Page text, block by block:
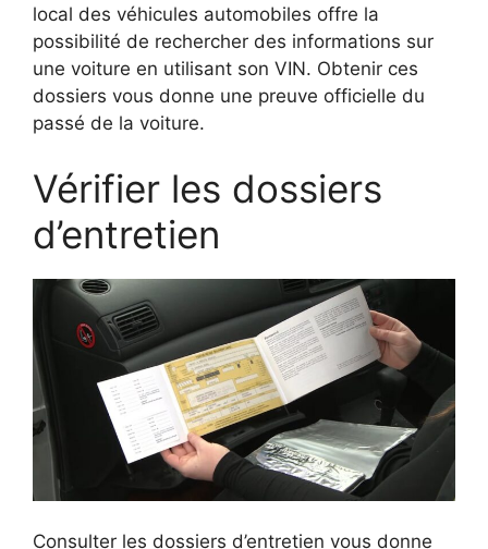
local des véhicules automobiles offre la
possibilité de rechercher des informations sur
une voiture en utilisant son VIN. Obtenir ces
dossiers vous donne une preuve officielle du
passé de la voiture.
Vérifier les dossiers
d’entretien
Consulter les dossiers d’entretien vous donne